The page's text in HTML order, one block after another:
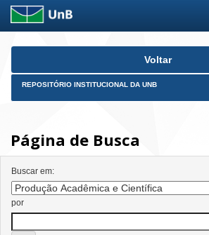
Skip
Voltar
REPOSITÓRIO INSTITUCIONAL DA UNB
Página de Busca
Buscar em:
por